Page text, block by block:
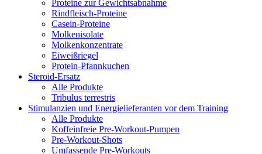
Proteine zur Gewichtsabnahme
Rindfleisch-Proteine
Casein-Proteine
Molkenisolate
Molkenkonzentrate
Eiweißriegel
Protein-Pfannkuchen
Steroid-Ersatz
Alle Produkte
Tribulus terrestris
Stimulanzien und Energielieferanten vor dem Training
Alle Produkte
Koffeinfreie Pre-Workout-Pumpen
Pre-Workout-Shots
Umfassende Pre-Workouts